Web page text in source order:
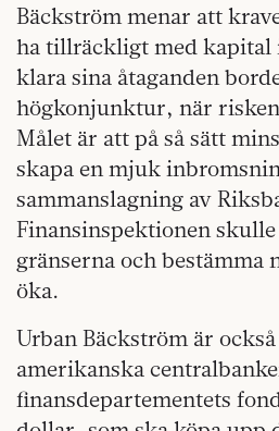
Bäckström menar att
ha tillräckligt med kapital
klara sina åtaganden
högkonjunktur, när
Målet är att på så sätt
skapa en mjuk
sammanslagning av
Finansinspektionen
gränserna och bestämma
öka.
Urban Bäckström är
amerikanska
finansdepartementets